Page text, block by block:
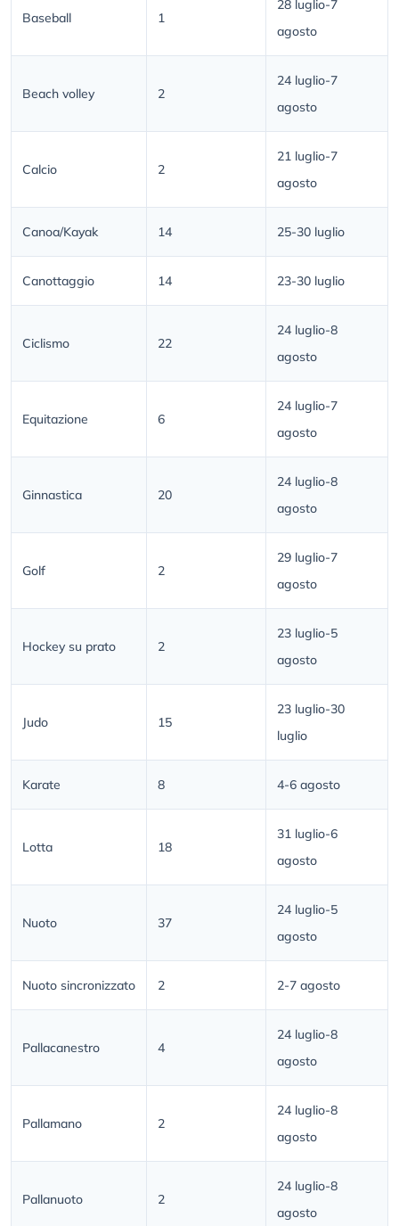
Baseball 1
28 luglio-7
agosto
Beach volley 2
24 luglio-7
agosto
Calcio 2
21 luglio-7
agosto
Canoa/Kayak 14 25-30 luglio
Canottaggio 14 23-30 luglio
Ciclismo 22
24 luglio-8
agosto
Equitazione 6
24 luglio-7
agosto
Ginnastica 20
24 luglio-8
agosto
Golf 2
29 luglio-7
agosto
Hockey su prato 2
23 luglio-5
agosto
Judo 15
23 luglio-30
luglio
Karate 8 4-6 agosto
Lotta 18
31 luglio-6
agosto
Nuoto 37
24 luglio-5
agosto
Nuoto sincronizzato 2 2-7 agosto
Pallacanestro 4
24 luglio-8
agosto
Pallamano 2
24 luglio-8
agosto
Pallanuoto 2
24 luglio-8
agosto